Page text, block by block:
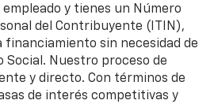
y tienes un Número
del Contribuyente (ITIN),
sin necesidad de
Social. Nuestro proceso de
y directo. Con términos de
de interés competitivas y